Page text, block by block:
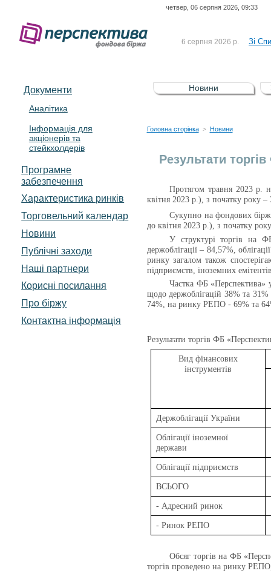
четвер, 06 серпня 2026, 09:33
6 серпня 2026 р. Зі
5 серпня 2026 р.
Зі
UA4000232607)
4 серпня 2026 р.
Документи
Аналітика
Інформація для
акціонерів та
стейкхолдерів
Програмне
забезпечення
Характеристика pинків
Торговельний календар
Новини
Публічні заходи
Наші партнери
Корисні посилання
Про біржу
Контактна інформація
Новини
Головна сторінка > Новини
Результати
Протягом травня 2023 р.
квітня 2023 р.) , з початку року –
Сукупно на фондових
до квітня 2023 р.), з початку
У структурі торгів на
держоблігації – 84,57%,
ринку загалом також
підприємств, іноземних
Частка ФБ «Перспектива»
щодо держоблігацій 38% та 31%
74%, на ринку РЕПО - 69% та
Результати торгів ФБ
Вид фінансових
інструментів
Держоблігації України
Облігації іноземної
держави
Облігації підприємств
ВСЬОГО
- Адресний ринок
- Ринок РЕПО
Обсяг торгів на ФБ
торгів проведено на ринку